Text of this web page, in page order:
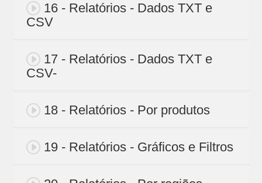
16 - Relatórios - Dados TXT e
CSV
17 - Relatórios - Dados TXT e
CSV-
18 - Relatórios - Por produtos
19 - Relatórios - Gráficos e Filtros